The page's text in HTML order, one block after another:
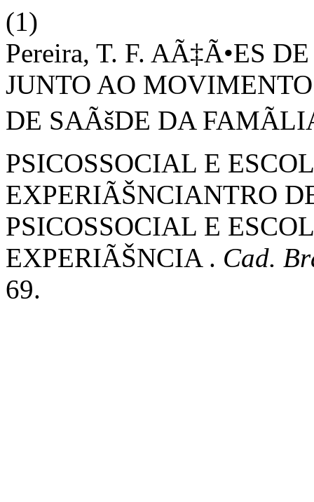
(1)
Pereira, T. F. AÃ‡Ã•ES
JUNTO AO
DE SAÃšDE DA
PSICOSSOCIAL E
EXPERIÃŠNCIANTRO
PSICOSSOCIAL E
EXPERIÃŠNCIA . Cad.
69.